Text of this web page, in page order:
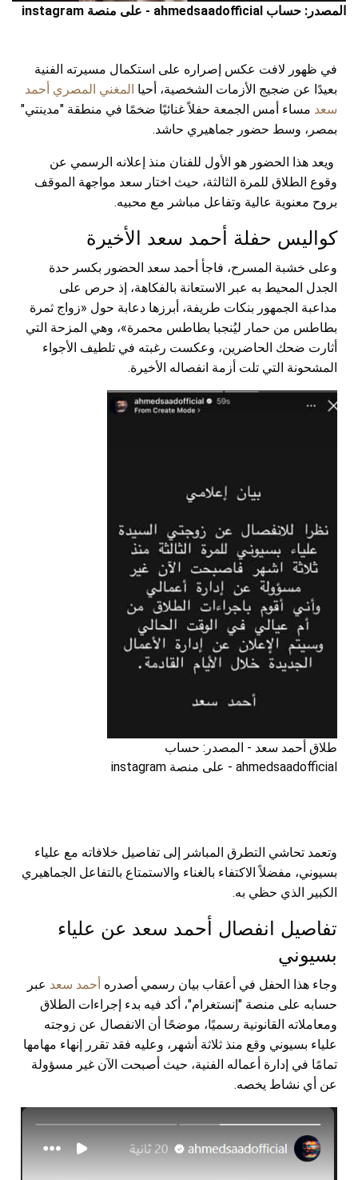
المصدر: حساب ahmedsaadofficial - على منصة instagram
في ظهور لافت عكس إصراره على استكمال مسيرته الفنية
بعيدًا عن ضجيج الأزمات الشخصية، أحيا المغني المصري أحمد
سعد مساء أمس الجمعة حفلاً غنائيًا ضخمًا في منطقة "مدينتي"
بمصر، وسط حضور جماهيري حاشد.
ويعد هذا الحضور هو الأول للفنان منذ إعلانه الرسمي عن
وقوع الطلاق للمرة الثالثة، حيث اختار سعد مواجهة الموقف
بروح معنوية عالية وتفاعل مباشر مع محبيه.
كواليس حفلة أحمد سعد الأخيرة
وعلى خشبة المسرح، فاجأ أحمد سعد الحضور بكسر حدة
الجدل المحيط به عبر الاستعانة بالفكاهة، إذ حرص على
مداعبة الجمهور بنكات طريفة، أبرزها دعابة حول «زواج ثمرة
بطاطس من حمار ليُنجبا بطاطس محمرة»، وهي المزحة التي
أثارت ضحك الحاضرين، وعكست رغبته في تلطيف الأجواء
المشحونة التي تلت أزمة انفصاله الأخيرة.
طلاق أحمد سعد - المصدر: حساب
ahmedsaadofficial - على منصة instagram
وتعمد تحاشي التطرق المباشر إلى تفاصيل خلافاته مع علياء
بسيوني، مفضلاً الاكتفاء بالغناء والاستمتاع بالتفاعل الجماهيري
الكبير الذي حظي به.
تفاصيل انفصال أحمد سعد عن علياء
بسيوني
وجاء هذا الحفل في أعقاب بيان رسمي أصدره أحمد سعد عبر
حسابه على منصة "إنستغرام"، أكد فيه بدء إجراءات الطلاق
ومعاملاته القانونية رسميًا، موضحًا أن الانفصال عن زوجته
علياء بسيوني وقع منذ ثلاثة أشهر، وعليه فقد تقرر إنهاء مهامها
تمامًا في إدارة أعماله الفنية، حيث أصبحت الآن غير مسؤولة
عن أي نشاط يخصه.